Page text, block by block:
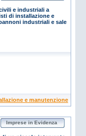
e industriali a
di installazione e
industriali e sale
e manutenzione
Imprese in Evidenza